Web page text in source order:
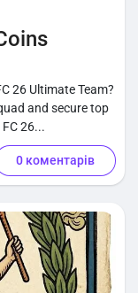
26 Ultimate Team?
and secure top
26...
0 коментарів